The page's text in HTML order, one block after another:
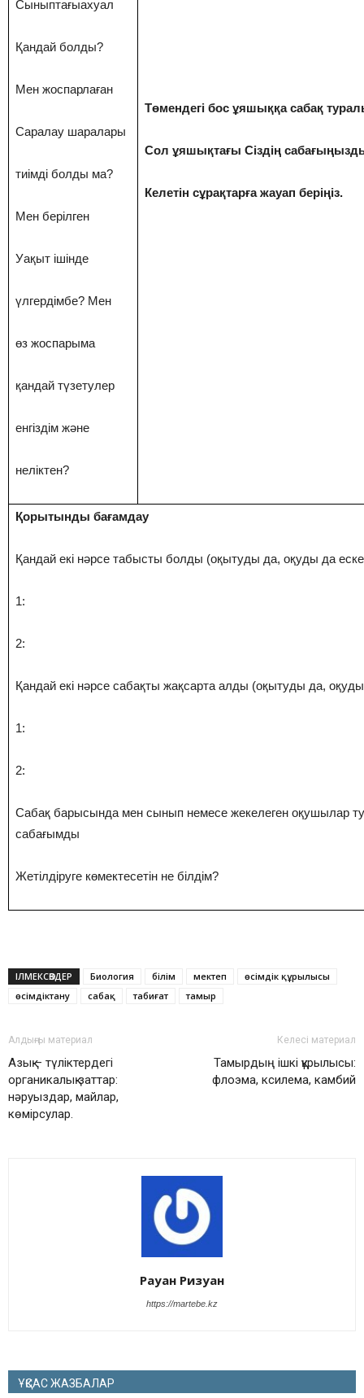
Сыныптағыахуал
Қандай болды?
Мен жоспарлаған
Саралау шаралары
тиімді болды ма?
Мен берілген
Уақыт ішінде
үлгердімбе? Мен
өз жоспарыма
қандай түзетулер
енгіздім жəне
неліктен?
Төмендегі бос ұяшыққа сабақ
Сол ұяшықтағы Сіздің
Келетін сұрақтарға жауап беріңіз.
Қорытынды бағамдау
Қандай екі нəрсе табысты болды (оқытуды да, оқуды да
1:
2:
Қандай екі нəрсе сабақты жақсарта алды (оқытуды да, оқуды
1:
2:
Сабақ барысында мен сынып немесе жекелеген оқушылар
сабағымды
Жетілдіруге көмектесетін не білдім?
ІЛМЕКСӨЗДЕР Биология білім мектеп
өсімдік құрылысы
өсімдіктану
сабақ табиғат тамыр
Алдыңғы материал
Азық – түліктердегі
органикалық заттар:
нәруыздар, майлар,
көмірсулар.
Келесі материал
Тамырдың ішкі құрылысы:
флоэма, ксилема, камбий
Рауан Ризуан
https://martebe.kz
ҰҚСАС ЖАЗБАЛАР